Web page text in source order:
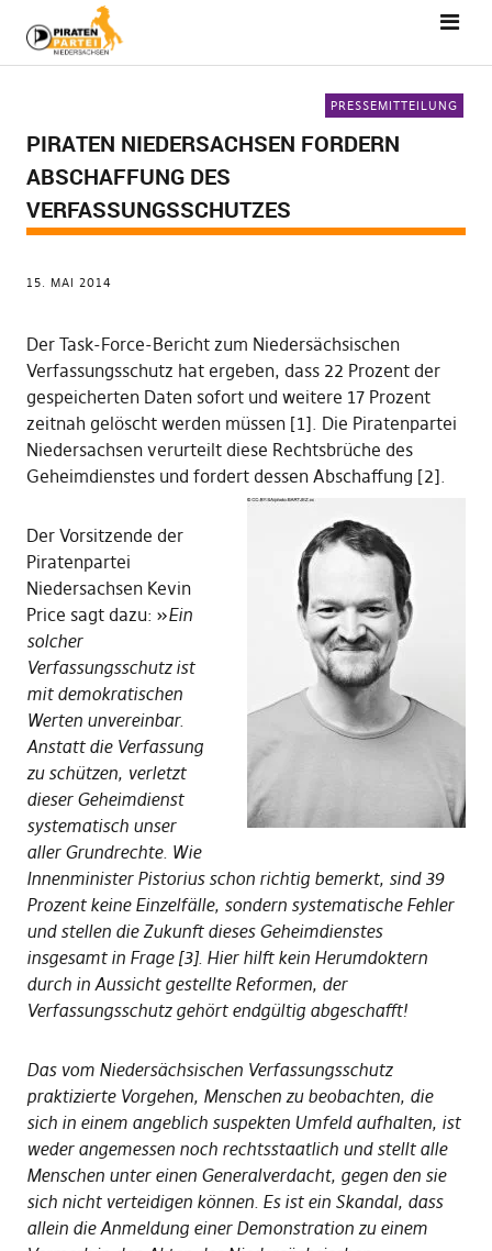
PRESSEMITTEILUNG
PIRATEN NIEDERSACHSEN FORDERN
ABSCHAFFUNG DES
VERFASSUNGSSCHUTZES
15. MAI 2014
Der Task-Force-Bericht zum Niedersächsischen
Verfassungsschutz hat ergeben, dass 22 Prozent der
gespeicherten Daten sofort und weitere 17 Prozent
zeitnah gelöscht werden müssen [1]. Die Piratenpartei
Niedersachsen verurteilt diese Rechtsbrüche des
Geheimdienstes und fordert dessen Abschaffung [2].
Der Vorsitzende der
Piratenpartei
Niedersachsen Kevin
Price sagt dazu: »Ein
solcher
Verfassungsschutz ist
mit demokratischen
Werten unvereinbar.
Anstatt die Verfassung
zu schützen, verletzt
dieser Geheimdienst
systematisch unser
aller Grundrechte. Wie
Innenminister Pistorius schon richtig bemerkt, sind 39
Prozent keine Einzelfälle, sondern systematische Fehler
und stellen die Zukunft dieses Geheimdienstes
insgesamt in Frage [3]. Hier hilft kein Herumdoktern
durch in Aussicht gestellte Reformen, der
Verfassungsschutz gehört endgültig abgeschafft!
Das vom Niedersächsischen Verfassungsschutz
praktizierte Vorgehen, Menschen zu beobachten, die
sich in einem angeblich suspekten Umfeld aufhalten, ist
weder angemessen noch rechtsstaatlich und stellt alle
Menschen unter einen Generalverdacht, gegen den sie
sich nicht verteidigen können. Es ist ein Skandal, dass
allein die Anmeldung einer Demonstration zu einem